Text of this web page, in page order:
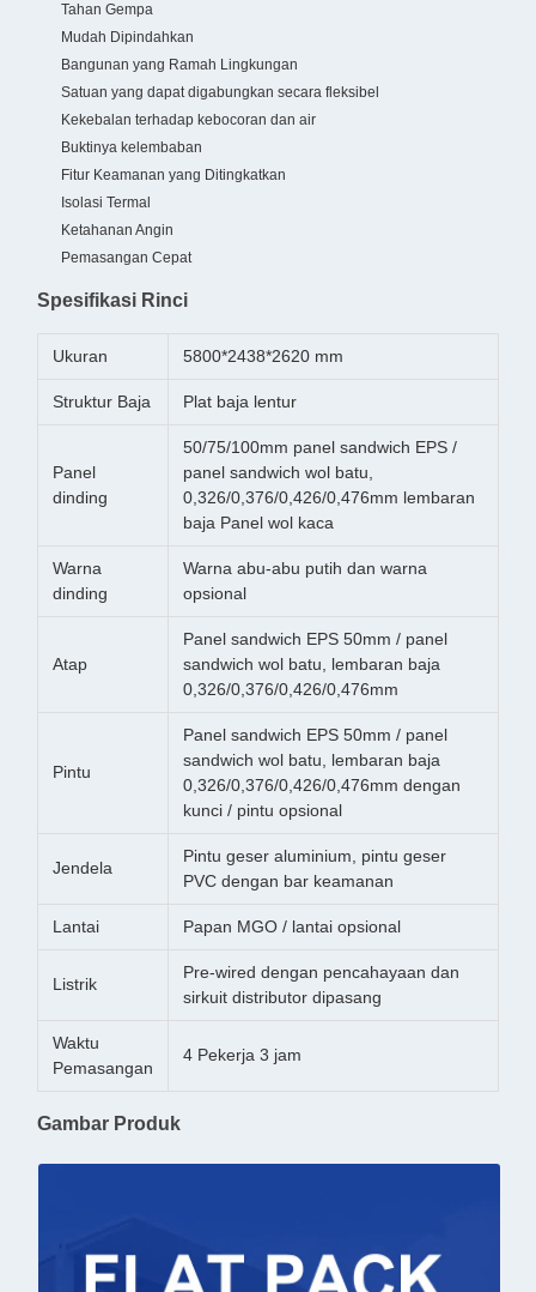
Tahan Gempa
Mudah Dipindahkan
Bangunan yang Ramah Lingkungan
Satuan yang dapat digabungkan secara fleksibel
Kekebalan terhadap kebocoran dan air
Buktinya kelembaban
Fitur Keamanan yang Ditingkatkan
Isolasi Termal
Ketahanan Angin
Pemasangan Cepat
Spesifikasi Rinci
Ukuran 5800*2438*2620 mm
Struktur Baja Plat baja lentur
Panel
dinding
50/75/100mm panel sandwich EPS /
panel sandwich wol batu,
0,326/0,376/0,426/0,476mm lembaran
baja Panel wol kaca
Warna
dinding
Warna abu-abu putih dan warna
opsional
Atap
Panel sandwich EPS 50mm / panel
sandwich wol batu, lembaran baja
0,326/0,376/0,426/0,476mm
Pintu
Panel sandwich EPS 50mm / panel
sandwich wol batu, lembaran baja
0,326/0,376/0,426/0,476mm dengan
kunci / pintu opsional
Jendela
Pintu geser aluminium, pintu geser
PVC dengan bar keamanan
Lantai Papan MGO / lantai opsional
Listrik
Pre-wired dengan pencahayaan dan
sirkuit distributor dipasang
Waktu
Pemasangan
4 Pekerja 3 jam
Gambar Produk